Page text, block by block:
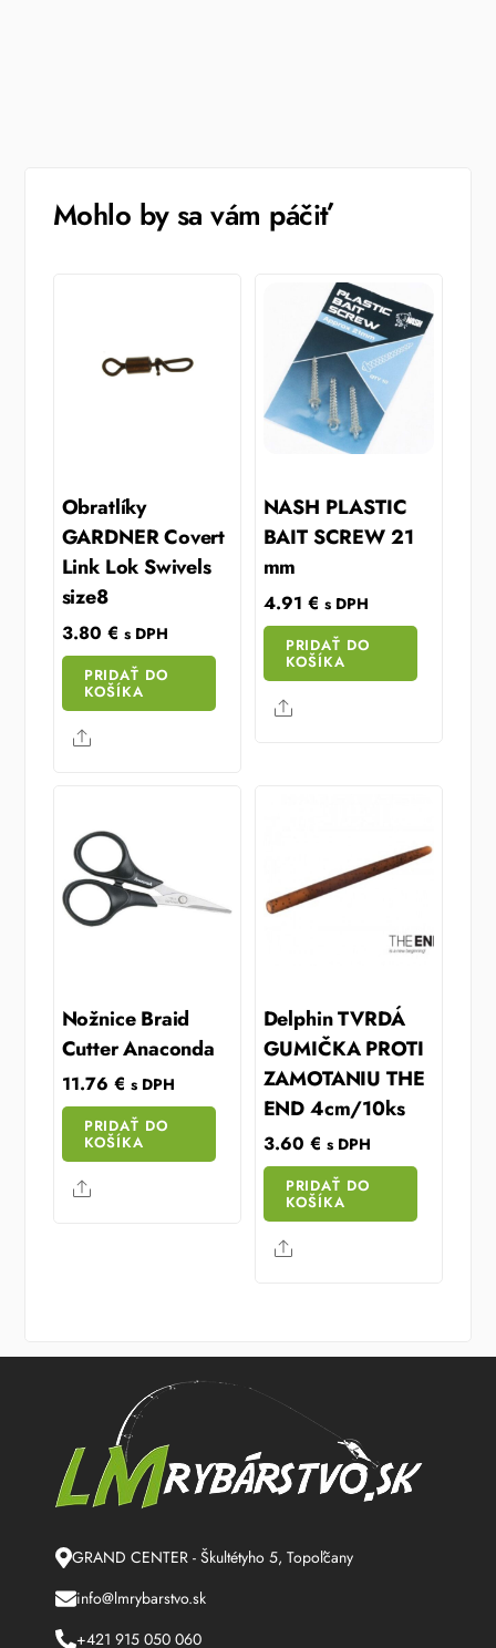
Mohlo by sa vám páčiť
Obratlíky
GARDNER Covert
Link Lok Swivels
size8
3.80 € s DPH
PRIDAŤ DO
KOŠÍKA
Share
NASH PLASTIC
BAIT SCREW 21
mm
4.91 € s DPH
PRIDAŤ DO
KOŠÍKA
Share
Nožnice Braid
Cutter Anaconda
11.76 € s DPH
PRIDAŤ DO
KOŠÍKA
Share
Delphin TVRDÁ
GUMIČKA PROTI
ZAMOTANIU THE
END 4cm/10ks
3.60 € s DPH
PRIDAŤ DO
KOŠÍKA
Share
GRAND CENTER - Škultétyho 5, Topoľčany
info@lmrybarstvo.sk
+421 915 050 060